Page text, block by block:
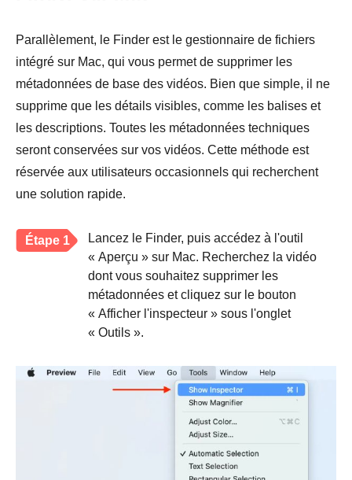
Parallèlement, le Finder est le gestionnaire de fichiers
intégré sur Mac, qui vous permet de supprimer les
métadonnées de base des vidéos. Bien que simple, il ne
supprime que les détails visibles, comme les balises et
les descriptions. Toutes les métadonnées techniques
seront conservées sur vos vidéos. Cette méthode est
réservée aux utilisateurs occasionnels qui recherchent
une solution rapide.
Étape 1
Lancez le Finder, puis accédez à l'outil
« Aperçu » sur Mac. Recherchez la vidéo
dont vous souhaitez supprimer les
métadonnées et cliquez sur le bouton
« Afficher l'inspecteur » sous l'onglet
« Outils ».